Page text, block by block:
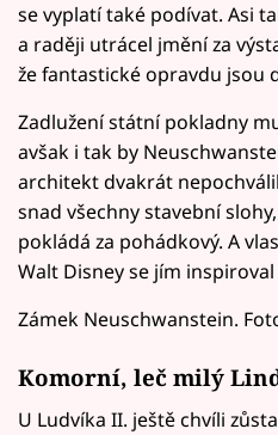
se vyplatí také podívat. Asi
a raději utrácel jmění za
že fantastické opravdu jsou
Zadlužení státní pokladny
avšak i tak by
architekt dvakrát
snad všechny stavební
pokládá za pohádkový. A
Walt Disney se jím
Zámek Neuschwanstein.
Komorní, leč milý
U Ludvíka II. ještě chvíli